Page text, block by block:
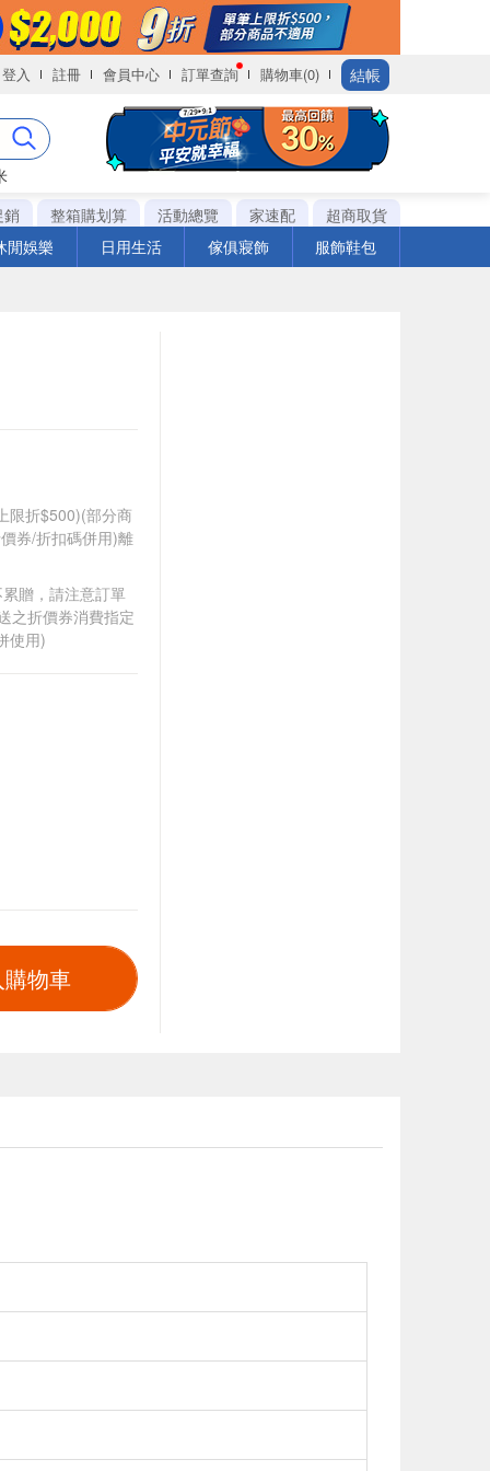
登入 註冊 會員中心 訂單查詢 購物車(0) 結帳
銷
整箱購划算 活動總覽 家速配
超商取貨
閒娛樂
日用生活 傢俱寢飾 服飾鞋包
限折$500)(部分商
券/折扣碼併用)離
贈，請注意訂單
之折價券消費指定
使用)
物車